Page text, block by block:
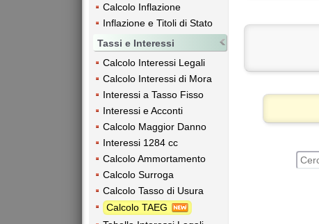
Calcolo Inflazione
Inflazione e Titoli di Stato
Tassi e Interessi
Calcolo Interessi Legali
Calcolo Interessi di Mora
Interessi a Tasso Fisso
Interessi e Acconti
Calcolo Maggior Danno
Interessi 1284 cc
Calcolo Ammortamento
Calcolo Surroga
Calcolo Tasso di Usura
Calcolo TAEG